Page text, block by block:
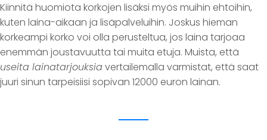
Kiinnitä huomiota korkojen lisäksi myös muihin ehtoihin,
kuten laina-aikaan ja lisäpalveluihin. Joskus hieman
korkeampi korko voi olla perusteltua, jos laina tarjoaa
enemmän joustavuutta tai muita etuja. Muista, että
useita lainatarjouksiavertailemalla varmistat, että saat
juuri sinun tarpeisiisi sopivan 12000 euron lainan.